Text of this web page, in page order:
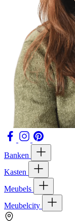
Banken
Kasten
Meubels
Meubelcity